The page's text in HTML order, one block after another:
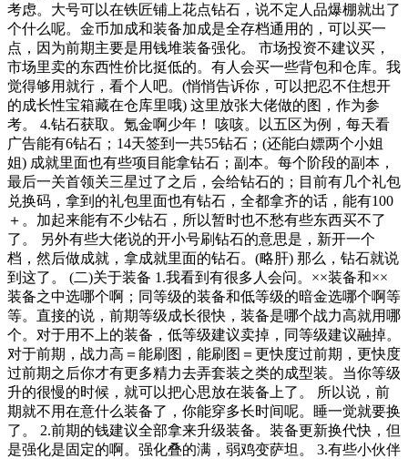
考虑。大号可以在铁匠铺上花点钻石，说不定人品爆棚就出了
个什么呢。金币加成和装备加成是全存档通用的，可以买一
点，因为前期主要是用钱堆装备强化。 市场投资不建议买，
市场里卖的东西性价比挺低的。有人会买一些背包和仓库。我
觉得够用就行，看个人吧。(悄悄告诉你，可以把忍不住想开
的成长性宝箱藏在仓库里哦) 这里放张大佬做的图，作为参
考。 4.钻石获取。氪金啊少年！ 咳咳。以五区为例，每天看
广告能有6钻石；14天签到一共55钻石；(还能白嫖两个小姐
姐) 成就里面也有些项目能拿钻石；副本。每个阶段的副本，
最后一关首领关三星过了之后，会给钻石的；目前有几个礼包
兑换码，拿到的礼包里面也有钻石，全都拿齐的话，能有100
＋。加起来能有不少钻石，所以暂时也不愁有些东西买不了
了。 另外有些大佬说的开小号刷钻石的意思是，新开一个
档，然后做成就，拿成就里面的钻石。(略肝) 那么，钻石就说
到这了。 (二)关于装备 1.我看到有很多人会问。××装备和××
装备之中选哪个啊；同等级的装备和低等级的暗金选哪个啊等
等。直接的说，前期等级成长很快，装备是哪个战力高就用哪
个。对于用不上的装备，低等级建议卖掉，同等级建议融掉。
对于前期，战力高＝能刷图，能刷图＝更快度过前期，更快度
过前期之后你才有更多精力去弄套装之类的成型装。当你等级
升的很慢的时候，就可以把心思放在装备上了。 所以说，前
期就不用在意什么装备了，你能穿多长时间呢。睡一觉就要换
了。 2.前期的钱建议全部拿来升级装备。装备更新换代快，但
是强化是固定的啊。强化叠的满，弱鸡变萨坦。 3.有些小伙伴